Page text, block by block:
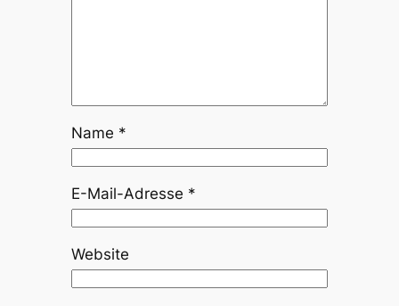
Name *
E-Mail-Adresse *
Website